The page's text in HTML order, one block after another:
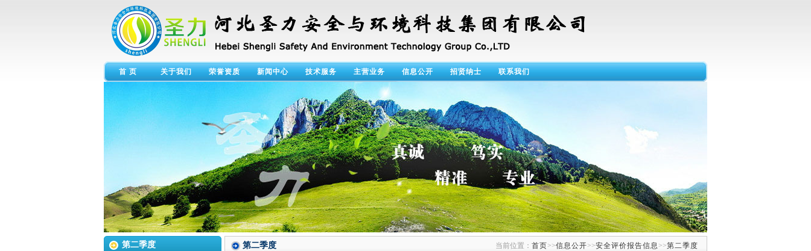
首 页 关于我们 荣誉资质 新闻中心 技术服务 主营业务 信息公开 招贤纳士 联系我们
第二季度 当前位置： 首页>>信息公开>>安全评价报告信息 >>第二季度
第二季度